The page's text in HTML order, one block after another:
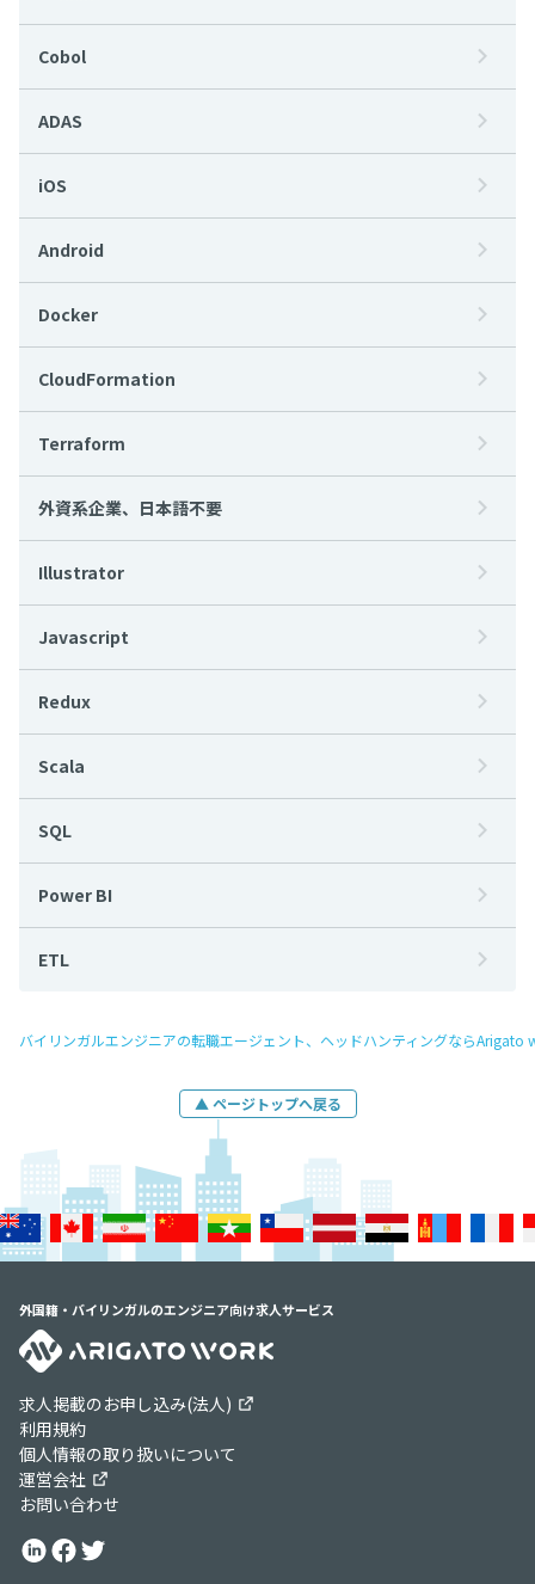
Cobol
ADAS
iOS
Android
Docker
CloudFormation
Terraform
外資系企業、日本語不要
Illustrator
Javascript
Redux
Scala
SQL
Power BI
ETL
バイリンガルエンジニアの転職エージェント、ヘッドハンティングならArigato
▲ ページトップへ戻る
外国籍・バイリンガルのエンジニア向け求人サービス
求人掲載のお申し込み(法人)
利用規約
個人情報の取り扱いについて
運営会社
お問い合わせ